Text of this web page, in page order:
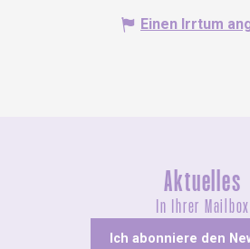
Einen Irrtum
Aktuelles
In Ihrer Mailbox
Ich abonniere den